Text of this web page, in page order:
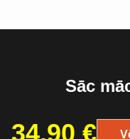
Sāc
34.90 €